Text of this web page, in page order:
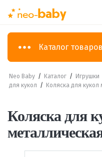
Каталог товаров
Neo Baby / Каталог / Игрушки
для кукол / Коляска для кукол
Коляска для